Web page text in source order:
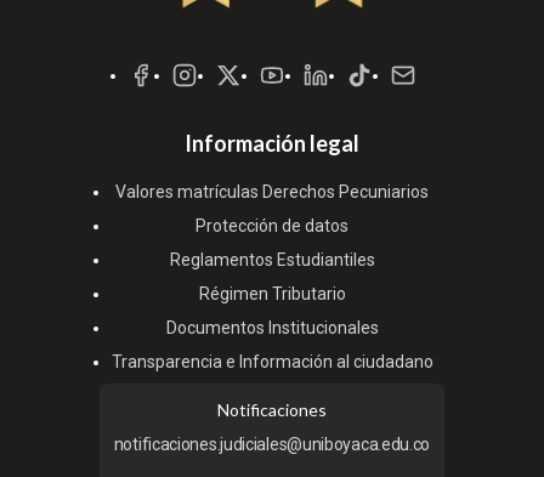
Sociales
Información legal
Valores matrículas Derechos Pecuniarios
Protección de datos
Reglamentos Estudiantiles
Régimen Tributario
Documentos Institucionales
Transparencia e Información al ciudadano
Notificaciones
notificaciones.judiciales@uniboyaca.edu.co